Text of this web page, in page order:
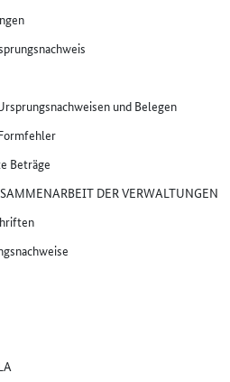
und Belegen
Beträge
DER VERWALTUNGEN